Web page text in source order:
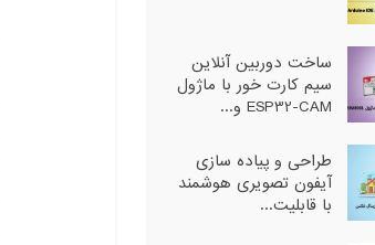
ساخت دوربین آنلاین
سیم کارت خور با ماژول
ESP32-CAM و...
طراحی و پیاده سازی
آیفون تصویری هوشمند
با قابلیت...